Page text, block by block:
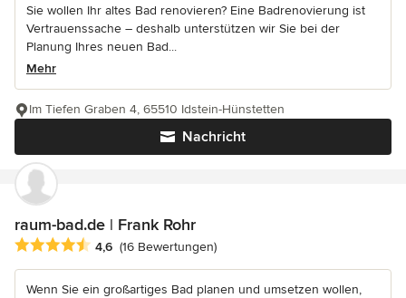
Sie wollen Ihr altes Bad renovieren? Eine Badrenovierung ist
Vertrauenssache – deshalb unterstützen wir Sie bei der
Planung Ihres neuen Bad...
Mehr
Nachricht
Im Tiefen Graben 4, 65510 Idstein-Hünstetten
raum-bad.de | Frank Rohr
Durchschnittliche Bewertung: 4.6 von 5 Sternen
4,6 (16 Bewertungen)
Wenn Sie ein großartiges Bad planen und umsetzen wollen,